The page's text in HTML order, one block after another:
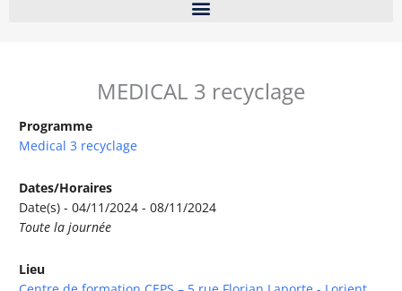
MEDICAL 3 recyclage
Programme
Medical 3 recyclage
Dates/Horaires
Date(s) - 04/11/2024 - 08/11/2024
Toute la journée
Lieu